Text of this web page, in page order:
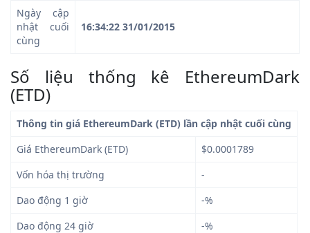
Ngày cập
nhật cuối
cùng
16:34:22 31/01/2015
Số liệu thống kê EthereumDark
(ETD)
Thông tin giá EthereumDark (ETD) lần cập nhật cuối cùng
Giá EthereumDark (ETD)
$0.0001789
Vốn hóa thị trường
-
Dao động 1 giờ
-%
Dao động 24 giờ
-%